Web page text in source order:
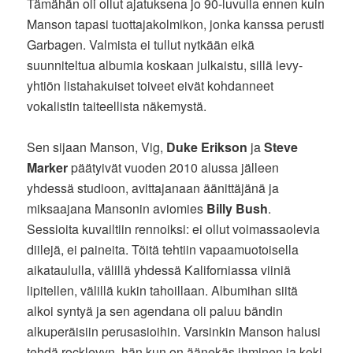
Manson tapasi tuottajakolmikon, jonka kanssa perusti
Garbagen. Valmista ei tullut nytkään eikä
suunniteltua albumia koskaan julkaistu, sillä levy-
yhtiön listahakuiset toiveet eivät kohdanneet
vokalistin taiteellista näkemystä.
Sen sijaan Manson, Vig, Duke Erikson jaSteve
Markerpäätyivät vuoden 2010 alussa jälleen
yhdessä studioon, avittajanaan äänittäjänä ja
miksaajana Mansonin aviomies Billy Bush.
Sessioita kuvailtiin rennoiksi: ei ollut voimassaolevia
diilejä, ei paineita. Töitä tehtiin vapaamuotoisella
aikataululla, välillä yhdessä Kaliforniassa viiniä
lipitellen, välillä kukin tahoillaan. Albumihan siitä
alkoi syntyä ja sen agendana oli paluu bändin
alkuperäisiin perusasioihin. Varsinkin Manson halusi